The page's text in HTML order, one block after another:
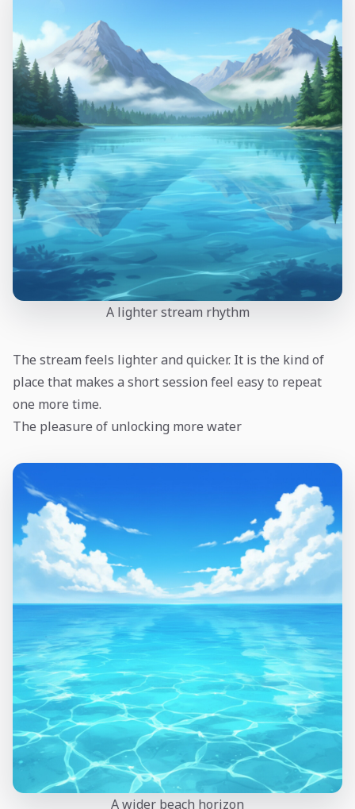
A lighter stream rhythm
The stream feels lighter and quicker. It is the kind of
place that makes a short session feel easy to repeat
one more time.
The pleasure of unlocking more water
A wider beach horizon